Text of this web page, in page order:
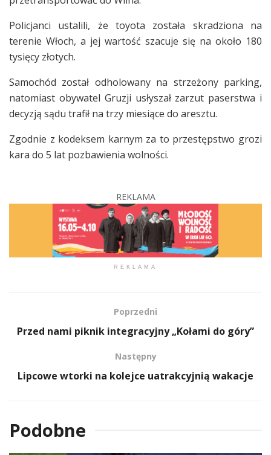
Policjanci ustalili, że toyota została skradziona na
terenie Włoch, a jej wartość szacuje się na około 180
tysięcy złotych.
Samochód został odholowany na strzeżony parking,
natomiast obywatel Gruzji usłyszał zarzut paserstwa i
decyzją sądu trafił na trzy miesiące do aresztu.
Zgodnie z kodeksem karnym za to przestępstwo grozi
kara do 5 lat pozbawienia wolności.
REKLAMA
REKLAMA
Poprzedni
Przed nami piknik integracyjny „Kołami do góry”
Następny
Lipcowe wtorki na kolejce uatrakcyjnią wakacje
Podobne